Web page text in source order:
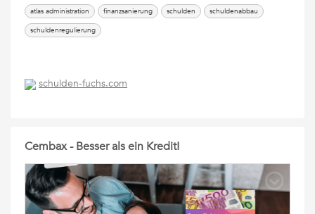
atlas administration finanzsanierung schulden
schuldenabbau
schuldenregulierung
schulden-fuchs.com
Cembax - Besser als ein Kredit!